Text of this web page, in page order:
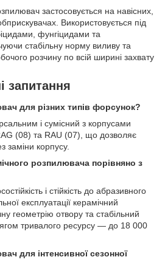
застосовується на навісних,
Використовується під
фунгіцидами та
стабільну норму виливу та
розчину по всій ширині захвату
запитання
для різних типів форсунок?
і сумісний з корпусами
(08) та RAU (07), що дозволяє
заміни корпусу.
розпилювача порівняно з
і стійкість до абразивного
експлуатації керамічний
геометрію отвору та стабільний
тривалого ресурсу — до 18 000
для інтенсивної сезонної